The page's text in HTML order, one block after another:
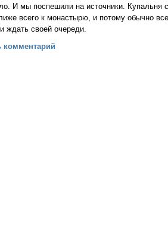
И мы поспешили на источники. Купальня
всего к монастырю, и потому обычно
своей очереди.
комментарий